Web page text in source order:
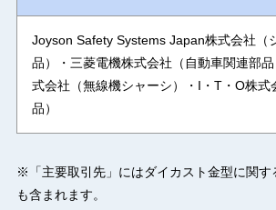
Joyson Safety Systems Japan株式会社（
品）・三菱電機株式会社（自動車関連部
式会社（無線機シャーシ）・I・T・O株式
品）
※「主要取引先」にはダイカスト金型に関す
も含まれます。